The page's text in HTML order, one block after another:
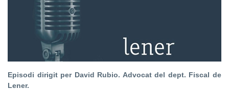
Episodi dirigit per David Rubio. Advocat del dept. Fiscal de
Lener.